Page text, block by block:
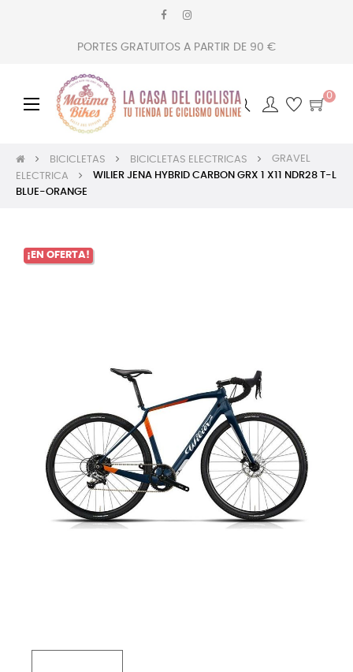
PORTES GRATUITOS A PARTIR DE 90 €
Navegación
palanca
☰
0
BICICLETAS BICICLETAS ELECTRICAS
GRAVEL
ELECTRICA
WILIER JENA HYBRID CARBON GRX 1 X11 NDR28 T-L
BLUE-ORANGE
¡EN OFERTA!